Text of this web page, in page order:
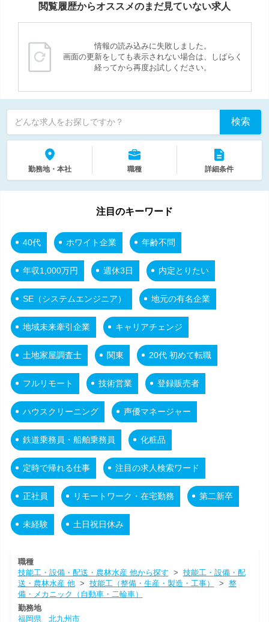
閲覧履歴からオススメのまだ見ていない求人
情報の読み込みに失敗しました。
画面の更新をしても表示されない場合は、しばらく
経ってから再度お試しください。
どんな求人をお探しですか？ 検索
勤務地・本社 職種 詳細条件
注目のキーワード
40代 ホワイト企業 年齢不問
年収1,000万円 週休3日 内定とりたい
SE（システムエンジニア） 地元の有名企業
地域未来牽引企業 キャリアチェンジ
土地家屋調査士 関東 20代 初めて転職
フルリモート 技術営業 登録販売者
ハウスクリーニング 声優マネージャー
鉄道乗務員・船舶乗務員 化粧品
定時で帰れる仕事 注目の求人検索ワード
正社員 リモートワーク・在宅勤務 第二新卒
未経験 土日祝日休み
職種
技能工・設備・配送・農林水産 他から探す > 技能工・設備・配
送・農林水産 他> 技能工（整備・生産・製造・工事） > 整
備・メカニック（自動車・二輪車）
勤務地
福岡県
北九州市